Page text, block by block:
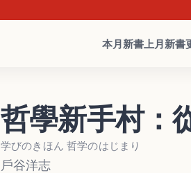
本月新書 上月新書
哲學新手村：
学びのきほん 哲学のはじまり
戶谷洋志